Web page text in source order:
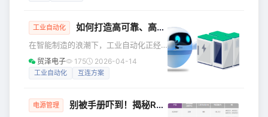
期，还容易让人束手无策。GMSL是现代
电子、工业设备、数字医疗、航空航天
等各类严苛工况下实现高速、低时延数
据传输。为此，采用系统化的方法来调
梳理了实现链路锁定
工业自动化 如何打造高可靠、高性能、小型化的工业自动化互连方案？答案内详~
在智能制造的浪潮下，工业自动化正经
历着深刻变革。在生产现场忙碌的机器
设备，已经与无处不在的传感器，以及
分布式的自动化系统，实现前所未有的
贸泽电子 175 2026-04-14
工业自动化 互连方案
电源管理 别被手册吓到！揭秘RF ADC电源域设计的极简方案